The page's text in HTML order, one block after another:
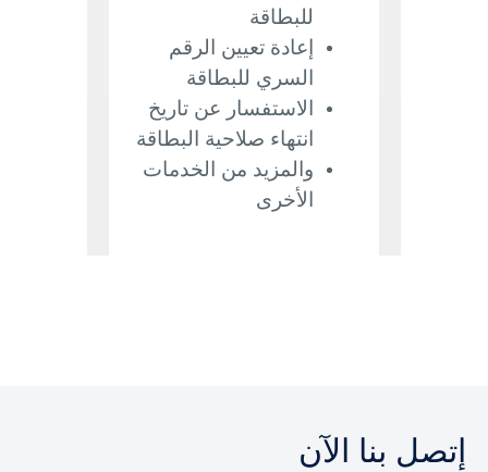
للبطاقة
إعادة تعيين الرقم
السري للبطاقة
الاستفسار عن تاريخ
انتهاء صلاحية البطاقة
والمزيد من الخدمات
الأخرى
إتصل بنا الآن